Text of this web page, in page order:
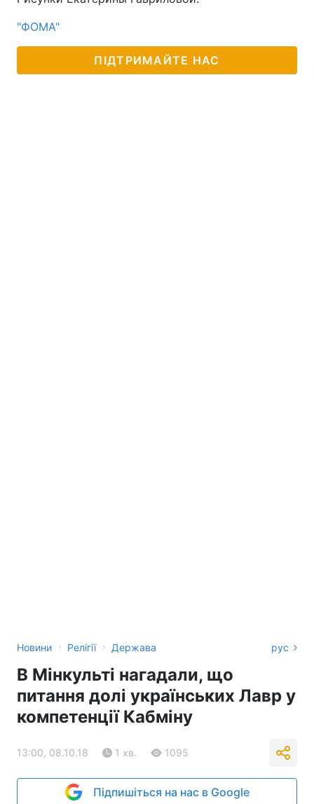
"ФОМА"
ПІДТРИМАЙТЕ НАС
Новини › Релігії › Держава рус
В Мінкульті нагадали, що
питання долі українських Лавр у
компетенції Кабміну
13:00, 08.10.18 1 хв. 1095
Підпишіться на нас в Google